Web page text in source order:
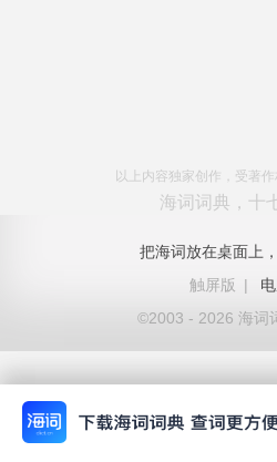
以上内容独家创作，受著
海词词典，十
把海词放在桌面上
触屏版
|
©2003 - 2026 海词